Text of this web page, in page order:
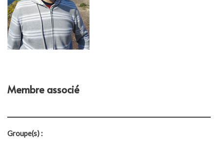
Membre associé
Groupe(s) :